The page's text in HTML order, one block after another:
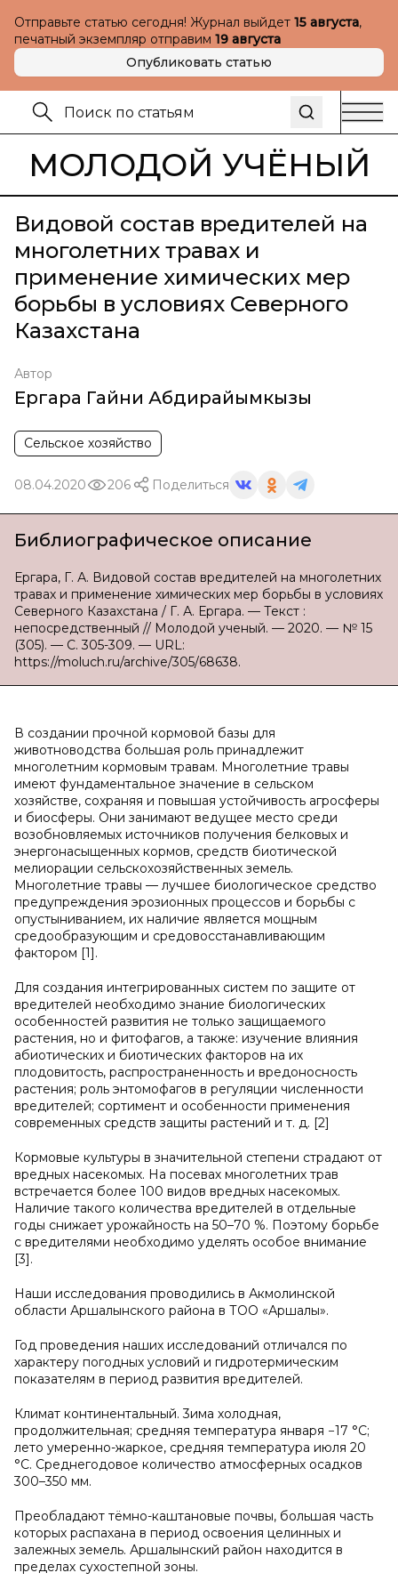
Отправьте статью сегодня! Журнал выйдет 15 августа,
печатный экземпляр отправим 19 августа
Опубликовать статью
МОЛОДОЙ УЧЁНЫЙ
Видовой состав вредителей на
многолетних травах и
применение химических мер
борьбы в условиях Северного
Казахстана
Автор
Ергара Гайни Абдирайымкызы
Сельское хозяйство
08.04.2020 206 Поделиться
Библиографическое описание
Ергара, Г. А. Видовой состав вредителей на многолетних
травах и применение химических мер борьбы в условиях
Северного Казахстана / Г. А. Ергара. — Текст :
непосредственный // Молодой ученый. — 2020. — № 15
(305). — С. 305-309. — URL:
https://moluch.ru/archive/305/68638.
В создании прочной кормовой базы для
животноводства большая роль принадлежит
многолетним кормовым травам. Многолетние травы
имеют фундаментальное значение в сельском
хозяйстве, сохраняя и повышая устойчивость агросферы
и биосферы. Они занимают ведущее место среди
возобновляемых источников получения белковых и
энергонасыщенных кормов, средств биотической
мелиорации сельскохозяйственных земель.
Многолетние травы — лучшее биологическое средство
предупреждения эрозионных процессов и борьбы с
опустыниванием, их наличие является мощным
средообразующим и средовосстанавливающим
фактором [1].
Для создания интегрированных систем по защите от
вредителей необходимо знание биологических
особенностей развития не только защищаемого
растения, но и фитофагов, а также: изучение влияния
абиотических и биотических факторов на их
плодовитость, распространенность и вредоносность
растения; роль энтомофагов в регуляции численности
вредителей; сортимент и особенности применения
современных средств защиты растений и т. д. [2]
Кормовые культуры в значительной степени страдают от
вредных насекомых. На посевах многолетних трав
встречается более 100 видов вредных насекомых.
Наличие такого количества вредителей в отдельные
годы снижает урожайность на 50–70 %. Поэтому борьбе
с вредителями необходимо уделять особое внимание
[3].
Наши исследования проводились в Акмолинской
области Аршалынского района в ТОО «Аршалы».
Год проведения наших исследований отличался по
характеру погодных условий и гидротермическим
показателям в период развития вредителей.
Климат континентальный. 3има холодная,
продолжительная; средняя температура января −17 °C;
лето умеренно-жаркое, средняя температура июля 20
°C. Среднегодовое количество атмосферных осадков
300–350 мм.
Преобладают тёмно-каштановые почвы, большая часть
которых распахана в период освоения целинных и
залежных земель. Аршалынский район находится в
пределах сухостепной зоны.